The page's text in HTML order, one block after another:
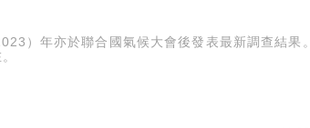
）年亦於聯合國氣候大會後發表最新調查結果